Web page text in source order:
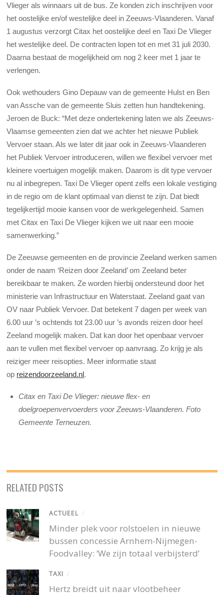
Vlieger als winnaars uit de bus. Ze konden zich inschrijven voor
het oostelijke en/of westelijke deel in Zeeuws-Vlaanderen. Vanaf
1 augustus verzorgt Citax het oostelijke deel en Taxi De Vlieger
het westelijke deel. De contracten lopen tot en met 31 juli 2030.
Daarna bestaat de mogelijkheid om nog 2 keer met 1 jaar te
verlengen.
Ook wethouders Gino Depauw van de gemeente Hulst en Ben
van Assche van de gemeente Sluis zetten hun handtekening.
Jeroen de Buck: “Met deze ondertekening laten we als Zeeuws-
Vlaamse gemeenten zien dat we achter het nieuwe Publiek
Vervoer staan. Als we later dit jaar ook in Zeeuws-Vlaanderen
het Publiek Vervoer introduceren, willen we flexibel vervoer met
kleinere voertuigen mogelijk maken. Daarom is dit type vervoer
nu al inbegrepen. Taxi De Vlieger opent zelfs een lokale vestiging
in de regio om de klant optimaal van dienst te zijn. Dat biedt
tegelijkertijd mooie kansen voor de werkgelegenheid. Samen
met Citax en Taxi De Vlieger kijken we uit naar een mooie
samenwerking.”
De Zeeuwse gemeenten en de provincie Zeeland werken samen
onder de naam ‘Reizen door Zeeland’ om Zeeland beter
bereikbaar te maken. Ze worden hierbij ondersteund door het
ministerie van Infrastructuur en Waterstaat. Zeeland gaat van
OV naar Publiek Vervoer. Dat betekent 7 dagen per week van
6.00 uur ’s ochtends tot 23.00 uur ’s avonds reizen door heel
Zeeland mogelijk maken. Dat kan door het openbaar vervoer
aan te vullen met flexibel vervoer op aanvraag. Zo krijg je als
reiziger meer reisopties. Meer informatie staat
op reizendoorzeeland.nl.
Citax en Taxi De Vlieger: nieuwe flex- en
doelgroepenvervoerders voor Zeeuws-Vlaanderen. Foto
Gemeente Terneuzen.
RELATED POSTS
ACTUEEL /
Minder plek voor rolstoelen in nieuwe
bussen concessie Arnhem-Nijmegen-
Foodvalley: ‘We zijn totaal verbijsterd’
TAXI /
Hertz breidt uit naar vlootbeheer